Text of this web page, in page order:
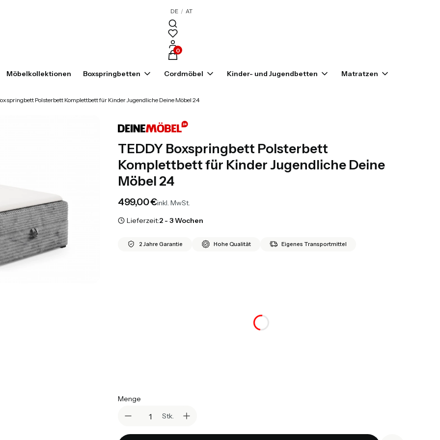
DE / AT
Produkte im Warenkorb: 0. Details anzeigen
Möbelkollektionen Boxspringbetten Cordmöbel Kinder- und Jugendbetten Matratzen
Polsterbett Komplettbett für Kinder Jugendliche Deine Möbel 24
TEDDY Boxspringbett Polsterbett
Komplettbett für Kinder Jugendliche Deine
Möbel 24
Preis
499,00 €inkl. MwSt.
Lieferzeit:2 - 3 Wochen
2 Jahre Garantie Hohe Qualität Eigenes Transportmittel
Menge
Stk.